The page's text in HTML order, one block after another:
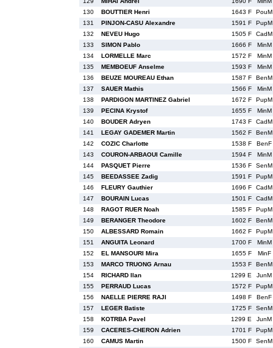
130
BOUTTIER Henri 1643 F
PouM
131
PINJON-CASU Alexandre 1591 F
PupM
132
NEVEU Hugo 1505 F
CadM
133
SIMON Pablo 1666 F
MinM
134
LORMELLE Marc 1572 F
MinM
135
MEMBOEUF Anselme 1593 F
MinM
136
BEUZE MOUREAU Ethan 1587 F
BenM
137
SAUER Mathis 1566 F
MinM
138
PARDIGON MARTINEZ Gabriel 1672 F
PupM
139
PECINA Krystof 1655 F
MinM
140
BOUDER Adryen 1743 F
CadM
141
LEGAY GADEMER Martin 1562 F
BenM
142
COZIC Charlotte 1538 F
BenF
143
COURON-ARBAOUI Camille 1594 F
MinM
144
PASQUET Pierre 1536 F
SenM
145
BEEDASSEE Zadig 1591 F
PupM
146
FLEURY Gauthier 1696 F
CadM
147
BOURAIN Lucas 1501 F
CadM
148
RAGOT RUER Noah 1585 F
PupM
149
BERANGER Theodore 1602 F
BenM
150
ALBESSARD Romain 1662 F
PupM
151
ANGUITA Leonard 1700 F
MinM
152
EL MANSOURI Mira 1655 F
MinF
153
MARCO TRUONG Arnau 1553 F
BenM
154
RICHARD Ilan 1299 E
JunM
155
PERRAUD Lucas 1572 F
PupM
156
NAELLE PIERRE RAJI 1498 F
BenF
157
LEGER Batiste 1725 F
SenM
158
KOTRBA Pavel 1299 E
JunM
159
CACERES-CHERON Adrien 1701 F
PupM
160
CAMUS Martin 1500 F
SenM